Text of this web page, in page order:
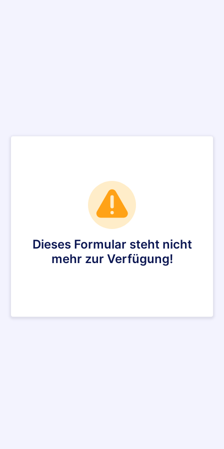
Dieses Formular steht nicht
mehr zur Verfügung!